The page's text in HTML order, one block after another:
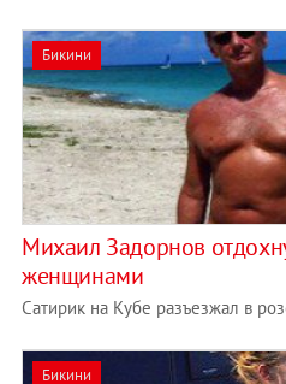
Бикини
Михаил Задорнов
женщинами
Сатирик на Кубе разъезжал в
Бикини